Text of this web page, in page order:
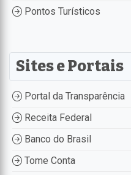
Pontos Turísticos
Sites e Portais
Portal da Transparência
Receita Federal
Banco do Brasil
Tome Conta